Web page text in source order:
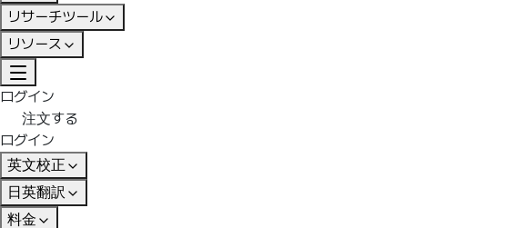
リサーチツール
リソース
ログイン
注文する
ログイン
英文校正
日英翻訳
料金